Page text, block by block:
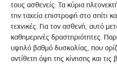
τους ασθενείς. Τα κύρια
την ταχεία επιστροφή στο σπίτι
τεχνικές. Για τον ασθενή, αυτό
καθημερινές δραστηριότητες.
υψηλό βαθμό δυσκολίας, που
αντίθετη όψη της κίνησης και